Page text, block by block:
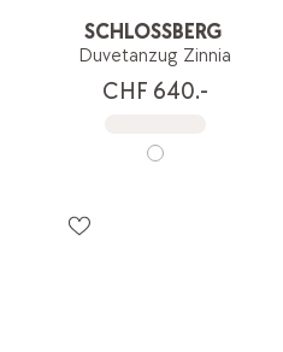
SCHLOSSBERG
Duvetanzug Zinnia
CHF 640.-